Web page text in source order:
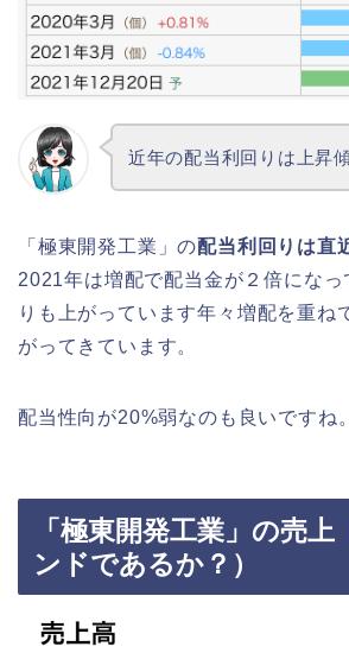
近年の配当利回りは上昇
「極東開発工業」の配当利回りは直
2021年は増配で配当金が２倍になっ
りも上がっています年々増配を重ね
がってきています。
配当性向が20%弱なのも良いですね。
「極東開発工業」の売上
ンドであるか？）